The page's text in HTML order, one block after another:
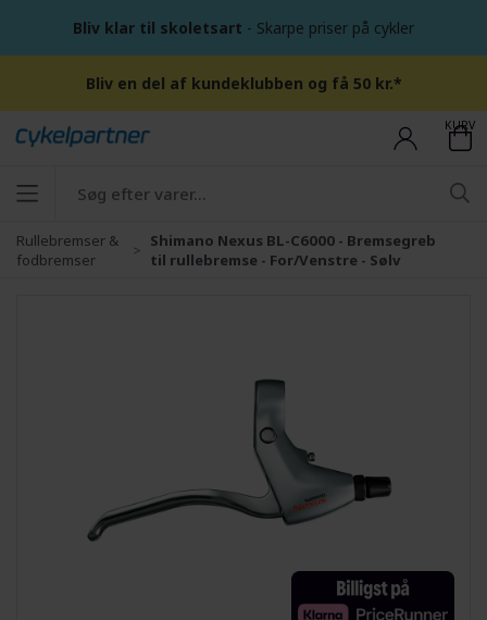
Bliv klar til skoletsart - Skarpe priser på cykler
Bliv en del af kundeklubben og få 50 kr.*
KURV
Rullebremser &
fodbremser
Shimano Nexus BL-C6000 - Bremsegreb
til rullebremse - For/Venstre - Sølv